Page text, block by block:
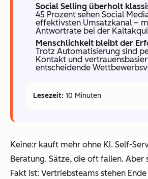
Social Selling überholt
45 Prozent sehen Social
effektivsten Umsatzkanal –
Antwortrate bei der
Menschlichkeit bleibt der
Trotz Automatisierung sind
Kontakt und
entscheidende
Lesezeit: 10 Minuten
Keine:r kauft mehr ohne KI. Self-
Beratung. Sätze, die oft fallen. Aber
Fakt ist: Vertriebsteams stehen